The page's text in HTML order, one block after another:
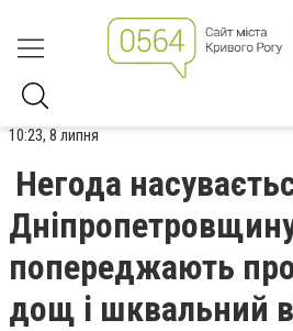
10:23, 8 липня
Негода
попереджають
дощ і шквальний